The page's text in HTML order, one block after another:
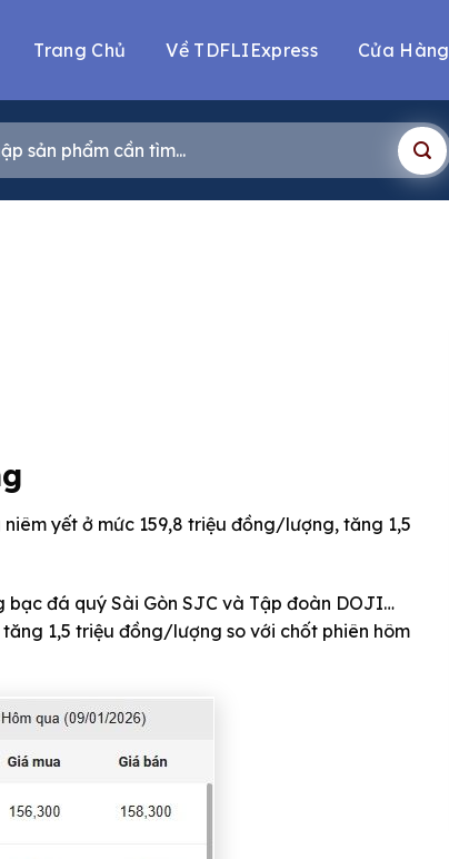
Trang Chủ Về TDFLIExpress Cửa Hàng
yết ở mức 159,8 triệu đồng/lượng, tăng 1,5
đá quý Sài Gòn SJC và Tập đoàn DOJI…
1,5 triệu đồng/lượng so với chốt phiên hôm